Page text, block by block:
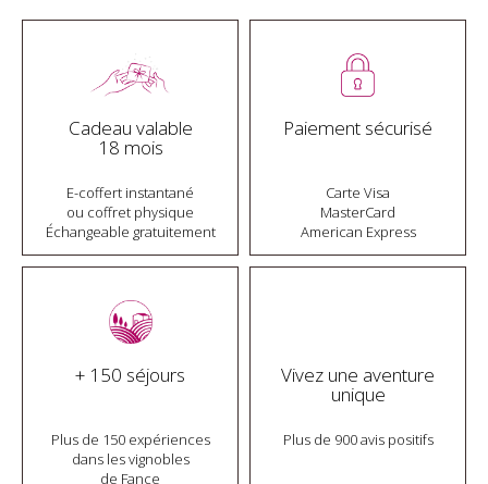
Cadeau valable
18 mois
E-coffert instantané
ou coffret physique
Échangeable gratuitement
Paiement sécurisé
Carte Visa
MasterCard
American Express
+ 150 séjours
Plus de 150 expériences
dans les vignobles
de Fance
Vivez une aventure
unique
Plus de 900 avis positifs